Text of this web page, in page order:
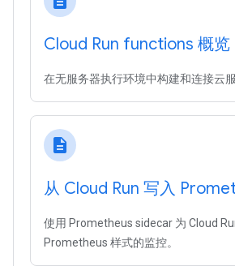
Cloud Run functions 概览
在无服务器执行环境中构建和连接云服
description
从 Cloud Run 写入
使用 Prometheus sidecar 为 Cloud
Prometheus 样式的监控。